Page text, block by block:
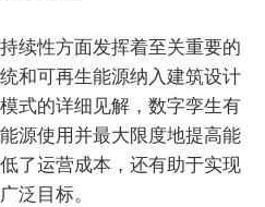
续性方面发挥着至关重要的
和可再生能源纳入建筑设计
式的详细见解，数字孪生有
源使用并最大限度地提高能
了运营成本，还有助于实现
泛目标。